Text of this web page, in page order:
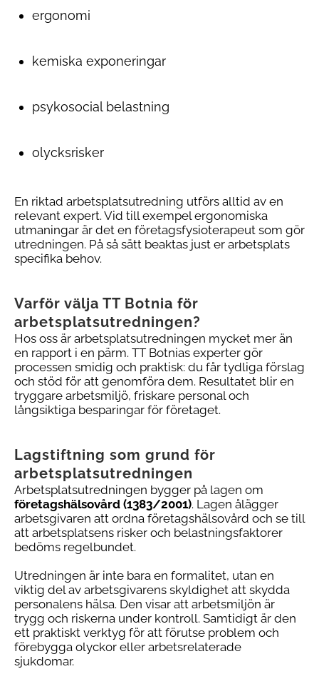
ergonomi
kemiska exponeringar
psykosocial belastning
olycksrisker
En riktad arbetsplatsutredning utförs alltid av en
relevant expert. Vid till exempel ergonomiska
utmaningar är det en företagsfysioterapeut som gör
utredningen. På så sätt beaktas just er arbetsplats
specifika behov.
Varför välja TT Botnia för
arbetsplatsutredningen?
Hos oss är arbetsplatsutredningen mycket mer än
en rapport i en pärm. TT Botnias experter gör
processen smidig och praktisk: du får tydliga förslag
och stöd för att genomföra dem. Resultatet blir en
tryggare arbetsmiljö, friskare personal och
långsiktiga besparingar för företaget.
Lagstiftning som grund för
arbetsplatsutredningen
Arbetsplatsutredningen bygger på lagen om
företagshälsovård (1383/2001). Lagen ålägger
arbetsgivaren att ordna företagshälsovård och se till
att arbetsplatsens risker och belastningsfaktorer
bedöms regelbundet.
Utredningen är inte bara en formalitet, utan en
viktig del av arbetsgivarens skyldighet att skydda
personalens hälsa. Den visar att arbetsmiljön är
trygg och riskerna under kontroll. Samtidigt är den
ett praktiskt verktyg för att förutse problem och
förebygga olyckor eller arbetsrelaterade
sjukdomar.